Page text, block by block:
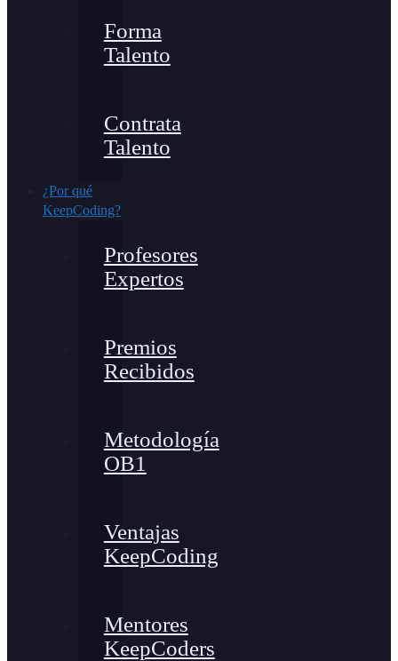
Forma
Talento
Contrata
Talento
¿Por qué
KeepCoding?
Profesores
Expertos
Premios
Recibidos
Metodología
OB1
Ventajas
KeepCoding
Mentores
KeepCoders